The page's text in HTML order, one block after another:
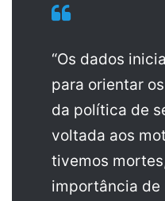
“Os dados
para orientar
da política de
voltada aos
tivemos
importância de